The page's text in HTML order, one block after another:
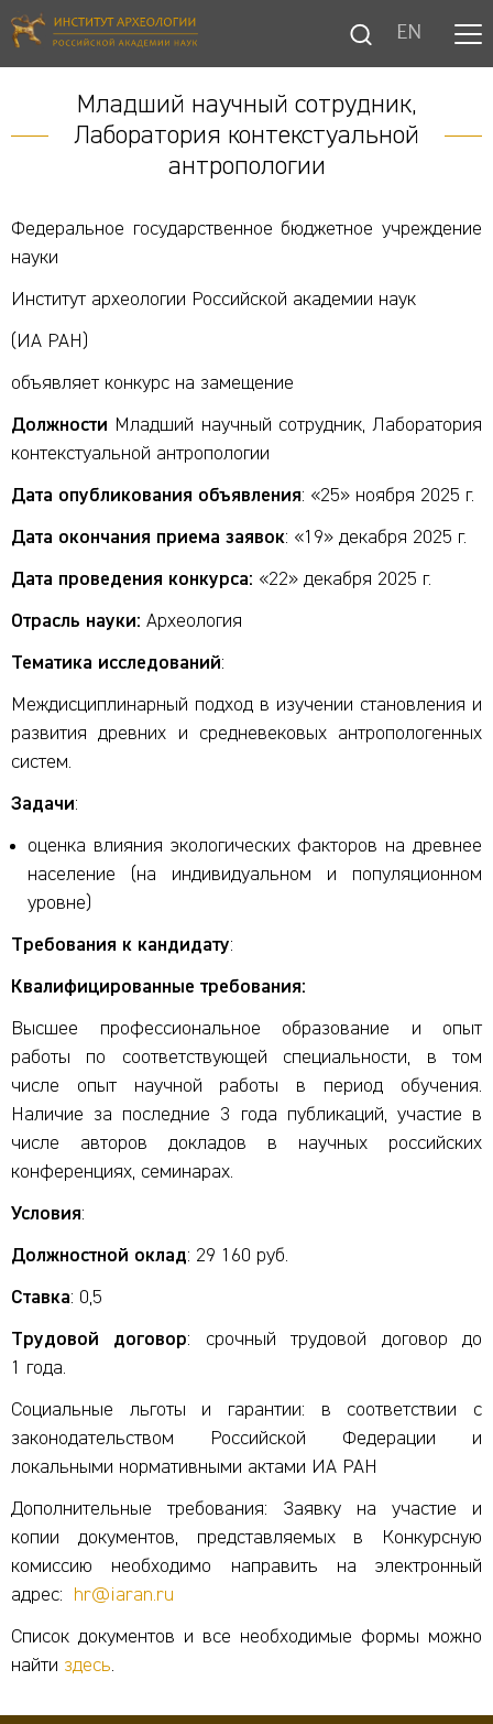
EN
Младший научный сотрудник,
Лаборатория контекстуальной
антропологии
Федеральное государственное бюджетное учреждение
науки
Институт археологии Российской академии наук
(ИА РАН)
объявляет конкурс на замещение
Должности Младший научный сотрудник, Лаборатория
контекстуальной антропологии
Дата опубликования объявления: «25» ноября 2025 г.
Дата окончания приема заявок: «19» декабря 2025 г.
Дата проведения конкурса: «22» декабря 2025 г.
Отрасль науки: Археология
Тематика исследований:
Междисциплинарный подход в изучении становления и
развития древних и средневековых антропологенных
систем.
Задачи:
оценка влияния экологических факторов на древнее
население (на индивидуальном и популяционном
уровне)
Требования к кандидату:
Квалифицированные требования:
Высшее профессиональное образование и опыт
работы по соответствующей специальности, в том
числе опыт научной работы в период обучения.
Наличие за последние 3 года публикаций, участие в
числе авторов докладов в научных российских
конференциях, семинарах.
Условия:
Должностной оклад: 29 160 руб.
Ставка: 0,5
Трудовой договор: срочный трудовой договор до
1 года.
Социальные льготы и гарантии: в соответствии с
законодательством Российской Федерации и
локальными нормативными актами ИА РАН
Дополнительные требования: Заявку на участие и
копии документов, представляемых в Конкурсную
комиссию необходимо направить на электронный
адрес:
hr@iaran.ru
Список документов и все необходимые формы можно
найти здесь.